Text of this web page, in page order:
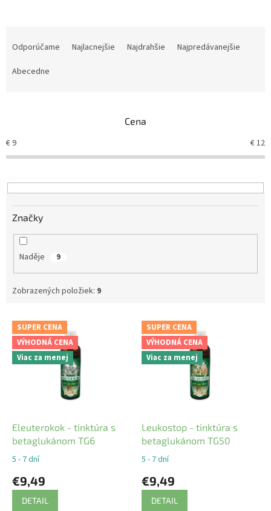
r
o
u
k
Odporúčame Najlacnejšie Najdrahšie
Najpredávanejšie
Abecedne
Cena
€9 €12
Značky
Naděje 9
Zobrazených položiek: 9
V
p
SUPER CENA
VÝHODNÁ CENA
Viac za menej
Eleuterokok - tinktúra s
betaglukánom TG6
5 - 7 dní
€9,49
DETAIL
SUPER CENA
VÝHODNÁ CENA
Viac za menej
Leukostop - tinktúra s
betaglukánom TG50
5 - 7 dní
€9,49
DETAIL